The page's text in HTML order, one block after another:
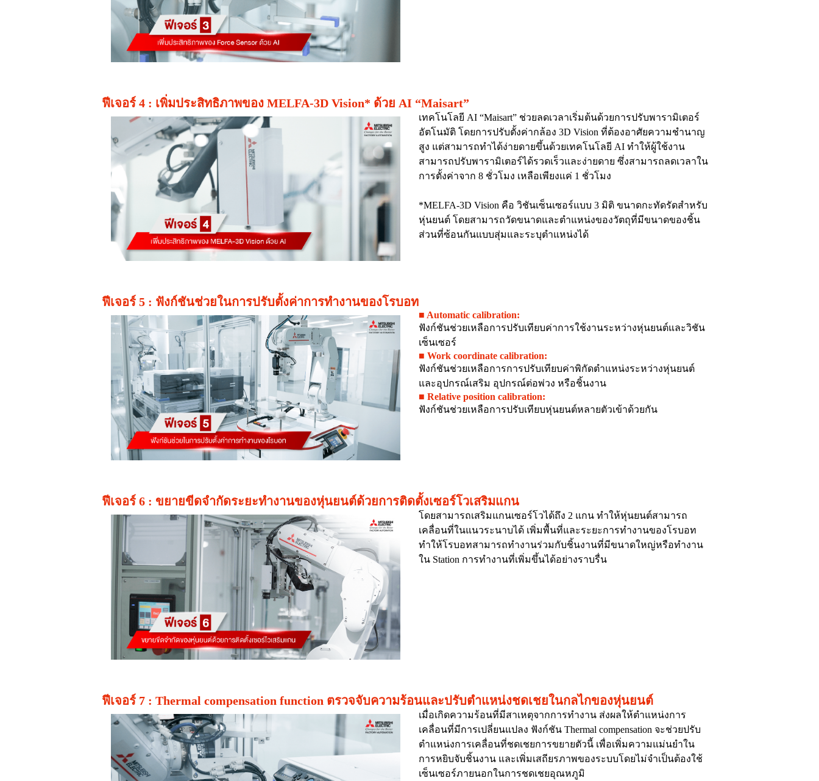
ฟีเจอร์ 4 : เพิ่มประสิทธิภาพของ MELFA-3D Vision* ด้วย AI “Maisart”
เทคโนโลยี AI “Maisart” ช่วยลดเวลาเริ่มต้นด้วยการปรับพารามิเตอร์
อัตโนมัติ โดยการปรับตั้งค่ากล้อง 3D Vision ที่ต้องอาศัยความชำนาญ
สูง แต่สามารถทำได้ง่ายดายขึ้นด้วยเทคโนโลยี AI ทำให้ผู้ใช้งาน
สามารถปรับพารามิเตอร์ได้รวดเร็วและง่ายดาย ซึ่งสามารถลดเวลาใน
การตั้งค่าจาก 8 ชั่วโมง เหลือเพียงแค่ 1 ชั่วโมง
*MELFA-3D Vision คือ วิชันเซ็นเซอร์แบบ 3 มิติ ขนาดกะทัดรัดสำหรับ
หุ่นยนต์ โดยสามารถวัดขนาดและตำแหน่งของวัตถุที่มีขนาดของชิ้น
ส่วนที่ซ้อนกันแบบสุ่มและระบุตำแหน่งได้
ฟีเจอร์ 5 : ฟังก์ชันช่วยในการปรับตั้งค่าการทำงานของโรบอท
■ Automatic calibration:
ฟังก์ชันช่วยเหลือการปรับเทียบค่าการใช้งานระหว่างหุ่นยนต์และวิชัน
เซ็นเซอร์
■ Work coordinate calibration:
ฟังก์ชันช่วยเหลือการการปรับเทียบค่าพิกัดตำแหน่งระหว่างหุ่นยนต์
และอุปกรณ์เสริม อุปกรณ์ต่อพ่วง หรือชิ้นงาน
■ Relative position calibration:
ฟังก์ชันช่วยเหลือการปรับเทียบหุ่นยนต์หลายตัวเข้าด้วยกัน
ฟีเจอร์ 6 : ขยายขีดจำกัดระยะทำงานของหุ่นยนต์ด้วยการติดตั้งเซอร์โวเสริมแกน
โดยสามารถเสริมแกนเซอร์โวได้ถึง 2 แกน ทำให้หุ่นยนต์สามารถ
เคลื่อนที่ในแนวระนาบได้ เพิ่มพื้นที่และระยะการทำงานของโรบอท
ทำให้โรบอทสามารถทำงานร่วมกับชิ้นงานที่มีขนาดใหญ่หรือทำงาน
ใน Station การทำงานที่เพิ่มขึ้นได้อย่างราบรื่น
ฟีเจอร์ 7 : Thermal compensation function ตรวจจับความร้อนและปรับตำแหน่งชดเชยในกลไกของหุ่นยนต์
เมื่อเกิดความร้อนที่มีสาเหตุจากการทำงาน ส่งผลให้ตำแหน่งการ
เคลื่อนที่มีการเปลี่ยนแปลง ฟังก์ชัน Thermal compensation จะช่วยปรับ
ตำแหน่งการเคลื่อนที่ชดเชยการขยายตัวนี้ เพื่อเพิ่มความแม่นยำใน
การหยิบจับชิ้นงาน และเพิ่มเสถียรภาพของระบบโดยไม่จำเป็นต้องใช้
เซ็นเซอร์ภายนอกในการชดเชยอุณหภูมิ